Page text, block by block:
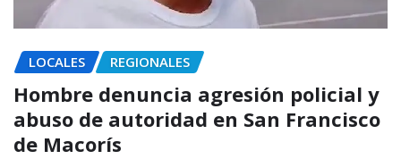
LOCALES REGIONALES
Hombre denuncia agresión policial y
abuso de autoridad en San Francisco
de Macorís